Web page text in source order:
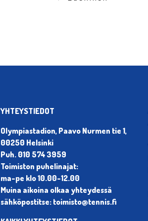
YHTEYSTIEDOT
Olympiastadion, Paavo Nurmen tie 1,
00250 Helsinki
Puh. 010 574 3959
Toimiston puhelinajat:
ma-pe klo 10.00-12.00
Muina aikoina olkaa yhteydessä
sähköpostitse: toimisto@tennis.fi